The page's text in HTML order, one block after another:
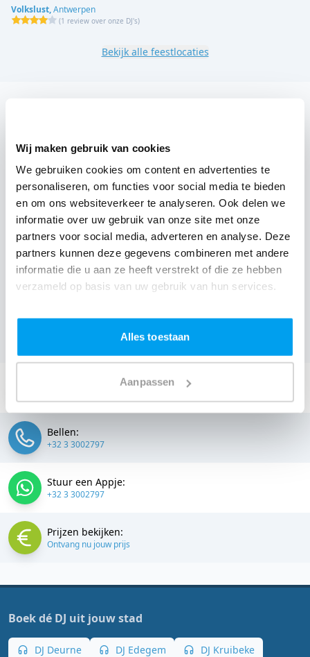
Wij maken gebruik van cookies
We gebruiken cookies om content en advertenties te
personaliseren, om functies voor social media te bieden
en om ons websiteverkeer te analyseren. Ook delen we
informatie over uw gebruik van onze site met onze
partners voor social media, adverteren en analyse. Deze
partners kunnen deze gegevens combineren met andere
informatie die u aan ze heeft verstrekt of die ze hebben
verzameld op basis van uw gebruik van hun services.
Alles toestaan
Aanpassen
Volkslust,Antwerpen
(1 review over onze DJ's)
Bekijk alle feestlocaties
onze garantie. Van de afstemming met de locatie tot
een reserve DJ. Wij zorgen dat het goed komt. Maar
voordat je een DJ voor jouw feest gaat boeken, wil je
natuurlijk weten wat het kost.
EenDJ boeken uit Antwerpenwas nog nooit zo
makkelijk. Daarom kun je bij ons online de prijs
berekenen voor jouw feest. Ook kun je nu boeken of
Antwerpen en omgeving, en check dus nuonze prijzen
Stuur een email:
Bellen:
+32 3 3002797
Stuur een Appje:
+32 3 3002797
Prijzen bekijken:
Ontvang nu jouw prijs
Boek dé DJ uit jouw stad
DJ Deurne DJ Edegem
DJ Kruibeke